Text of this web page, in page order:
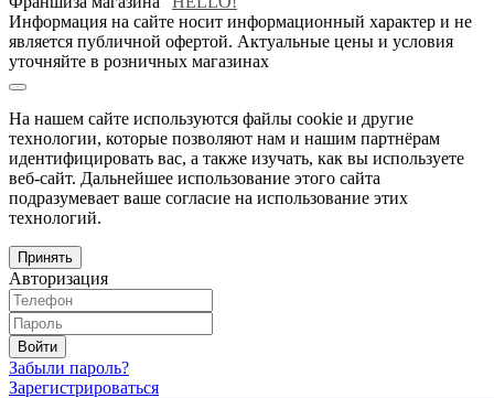
Информация на сайте носит информационный характер и не
является публичной офертой. Актуальные цены и условия
уточняйте в розничных магазинах
На нашем сайте используются файлы cookie и другие
технологии, которые позволяют нам и нашим партнёрам
идентифицировать вас, а также изучать, как вы используете
веб-сайт. Дальнейшее использование этого сайта
подразумевает ваше согласие на использование этих
технологий.
Принять
Авторизация
Войти
Забыли пароль?
Зарегистрироваться